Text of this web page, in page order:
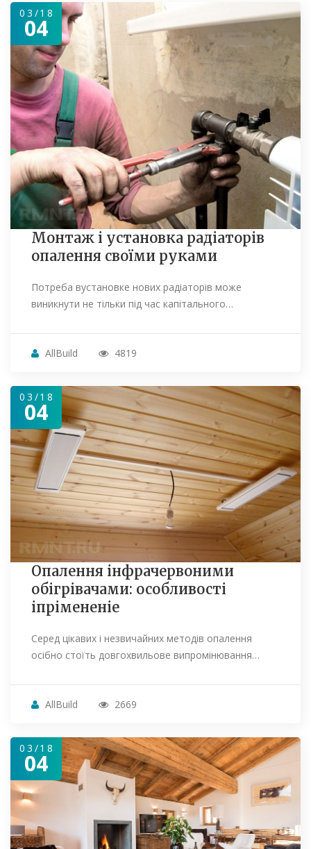
03/18
04
Монтаж і установка радіаторів
опалення своїми руками
Потреба вустановке нових радіаторів може
виникнути не тільки під час капітального…
AllBuild 4819
03/18
04
Опалення інфрачервоними
обігрівачами: особливості
іпрімененіе
Серед цікавих і незвичайних методів опалення
осібно стоїть довгохвильове випромінювання…
AllBuild 2669
03/18
04